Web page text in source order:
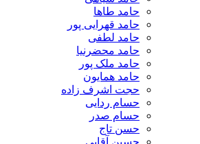
حامد طاها
حامد قهرایی پور
حامد لطفی
حامد محضرنیا
حامد ملک پور
حامد همایون
حجت اشرف زاده
حسام ردایی
حسام صدر
حسن تاج